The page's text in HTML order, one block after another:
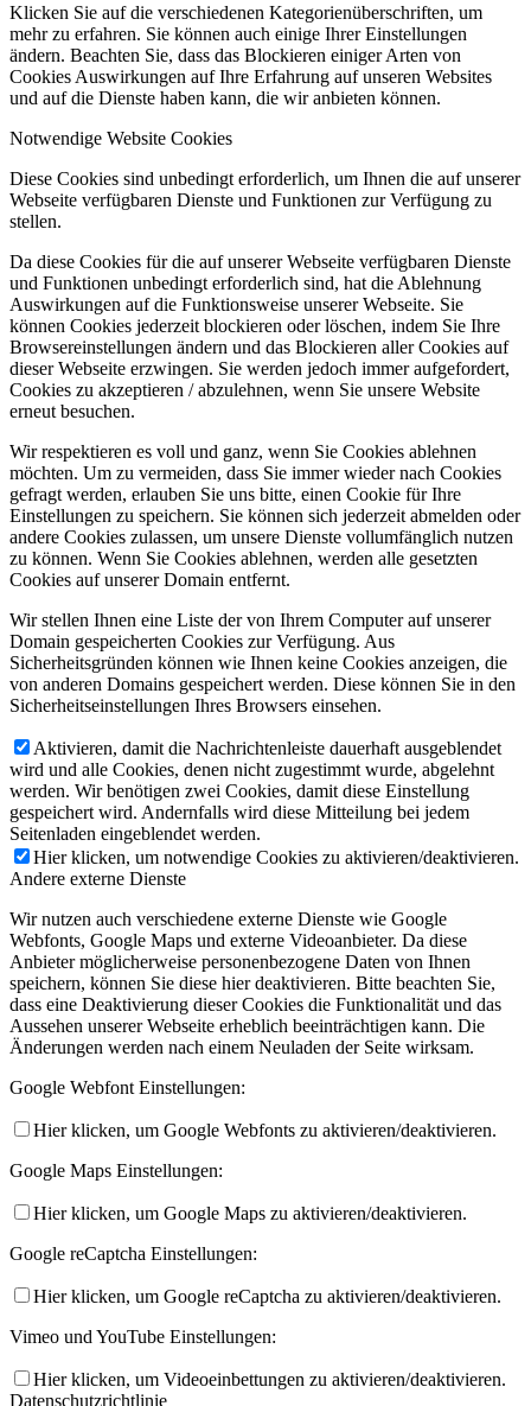
Klicken Sie auf die verschiedenen Kategorienüberschriften, um
mehr zu erfahren. Sie können auch einige Ihrer Einstellungen
ändern. Beachten Sie, dass das Blockieren einiger Arten von
Cookies Auswirkungen auf Ihre Erfahrung auf unseren Websites
und auf die Dienste haben kann, die wir anbieten können.
Notwendige Website Cookies
Diese Cookies sind unbedingt erforderlich, um Ihnen die auf unserer
Webseite verfügbaren Dienste und Funktionen zur Verfügung zu
stellen.
Da diese Cookies für die auf unserer Webseite verfügbaren Dienste
und Funktionen unbedingt erforderlich sind, hat die Ablehnung
Auswirkungen auf die Funktionsweise unserer Webseite. Sie
können Cookies jederzeit blockieren oder löschen, indem Sie Ihre
Browsereinstellungen ändern und das Blockieren aller Cookies auf
dieser Webseite erzwingen. Sie werden jedoch immer aufgefordert,
Cookies zu akzeptieren / abzulehnen, wenn Sie unsere Website
erneut besuchen.
Wir respektieren es voll und ganz, wenn Sie Cookies ablehnen
möchten. Um zu vermeiden, dass Sie immer wieder nach Cookies
gefragt werden, erlauben Sie uns bitte, einen Cookie für Ihre
Einstellungen zu speichern. Sie können sich jederzeit abmelden oder
andere Cookies zulassen, um unsere Dienste vollumfänglich nutzen
zu können. Wenn Sie Cookies ablehnen, werden alle gesetzten
Cookies auf unserer Domain entfernt.
Wir stellen Ihnen eine Liste der von Ihrem Computer auf unserer
Domain gespeicherten Cookies zur Verfügung. Aus
Sicherheitsgründen können wie Ihnen keine Cookies anzeigen, die
von anderen Domains gespeichert werden. Diese können Sie in den
Sicherheitseinstellungen Ihres Browsers einsehen.
Aktivieren, damit die Nachrichtenleiste dauerhaft ausgeblendet
wird und alle Cookies, denen nicht zugestimmt wurde, abgelehnt
werden. Wir benötigen zwei Cookies, damit diese Einstellung
gespeichert wird. Andernfalls wird diese Mitteilung bei jedem
Seitenladen eingeblendet werden.
Hier klicken, um notwendige Cookies zu aktivieren/deaktivieren.
Andere externe Dienste
Wir nutzen auch verschiedene externe Dienste wie Google
Webfonts, Google Maps und externe Videoanbieter. Da diese
Anbieter möglicherweise personenbezogene Daten von Ihnen
speichern, können Sie diese hier deaktivieren. Bitte beachten Sie,
dass eine Deaktivierung dieser Cookies die Funktionalität und das
Aussehen unserer Webseite erheblich beeinträchtigen kann. Die
Änderungen werden nach einem Neuladen der Seite wirksam.
Google Webfont Einstellungen:
Hier klicken, um Google Webfonts zu aktivieren/deaktivieren.
Google Maps Einstellungen:
Hier klicken, um Google Maps zu aktivieren/deaktivieren.
Google reCaptcha Einstellungen:
Hier klicken, um Google reCaptcha zu aktivieren/deaktivieren.
Vimeo und YouTube Einstellungen:
Hier klicken, um Videoeinbettungen zu aktivieren/deaktivieren.
Datenschutzrichtlinie